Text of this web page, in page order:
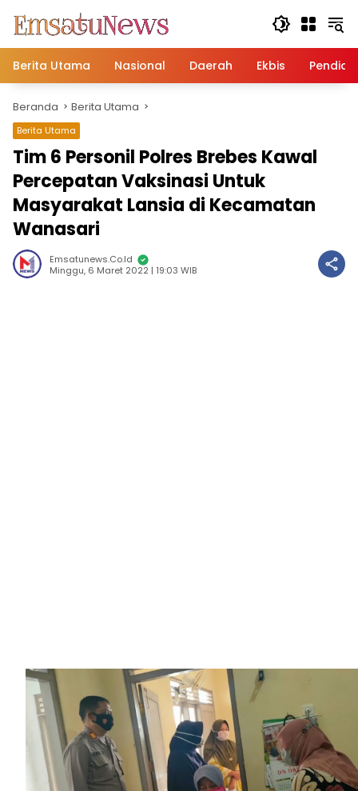
konten
Berita Utama
Nasional Daerah Ekbis
Beranda Berita Utama
Berita Utama
Tim 6 Personil Polres Brebes Kawal
Percepatan Vaksinasi Untuk
Masyarakat Lansia di Kecamatan
Wanasari
Emsatunews.co.id
Minggu, 6 Maret 2022 | 19:03 WIB